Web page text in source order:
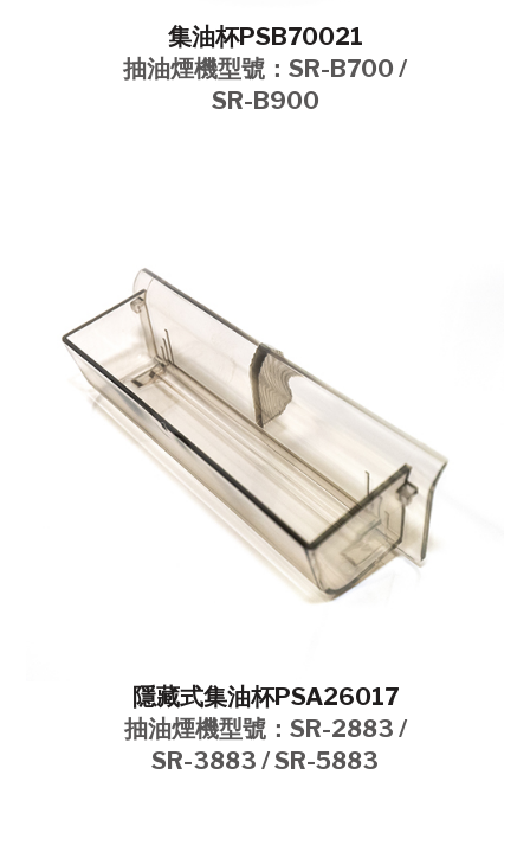
集油杯PSB70021
抽油煙機型號：SR-B700 /
SR-B900
隱藏式集油杯PSA26017
抽油煙機型號：SR-2883 /
SR-3883 / SR-5883